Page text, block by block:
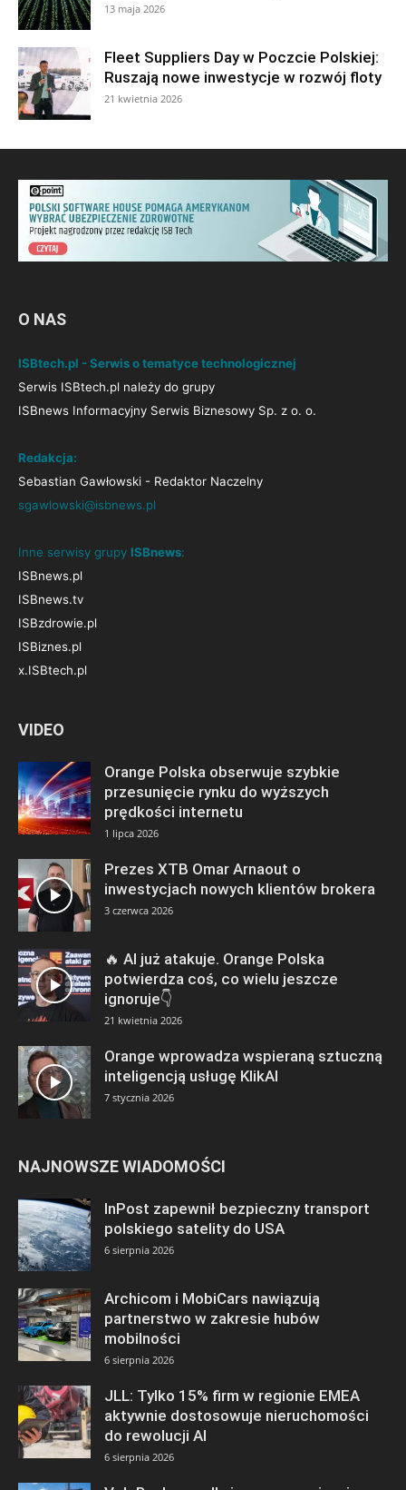
13 maja 2026
Fleet Suppliers Day w Poczcie Polskiej:
Ruszają nowe inwestycje w rozwój floty
21 kwietnia 2026
O NAS
ISBtech.pl - Serwis o tematyce technologicznej
Serwis ISBtech.pl należy do grupy
ISBnews Informacyjny Serwis Biznesowy Sp. z o. o.
Redakcja:
Sebastian Gawłowski - Redaktor Naczelny
sgawlowski@isbnews.pl
Inne serwisy grupy ISBnews:
ISBnews.pl
ISBnews.tv
ISBzdrowie.pl
ISBiznes.pl
x.ISBtech.pl
VIDEO
Orange Polska obserwuje szybkie
przesunięcie rynku do wyższych
prędkości internetu
1 lipca 2026
Prezes XTB Omar Arnaout o
inwestycjach nowych klientów brokera
3 czerwca 2026
🔥 AI już atakuje. Orange Polska
potwierdza coś, co wielu jeszcze
ignoruje👇
21 kwietnia 2026
Orange wprowadza wspieraną sztuczną
inteligencją usługę KlikAI
7 stycznia 2026
NAJNOWSZE WIADOMOŚCI
InPost zapewnił bezpieczny transport
polskiego satelity do USA
6 sierpnia 2026
Archicom i MobiCars nawiązują
partnerstwo w zakresie hubów
mobilności
6 sierpnia 2026
JLL: Tylko 15% firm w regionie EMEA
aktywnie dostosowuje nieruchomości
do rewolucji AI
6 sierpnia 2026